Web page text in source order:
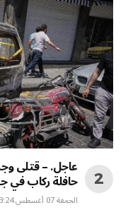
عاجل. – قتلى
حافلة ركاب في
الجمعة 07 أغسطس 3:24 ص